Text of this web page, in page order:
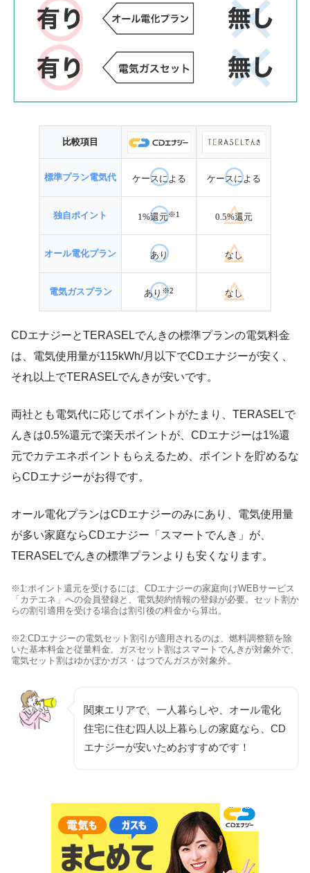
比較項目
標準プラン電気代 ケースによる ケースによる
独自ポイント 1%還元※1 0.5%還元
オール電化プラン あり なし
電気ガスプラン あり ※2 なし
CDエナジーとTERASELでんきの標準プランの電気料金
は、電気使用量が115kWh/月以下でCDエナジーが安く、
それ以上でTERASELでんきが安いです。
両社とも電気代に応じてポイントがたまり、TERASELで
んきは0.5%還元で楽天ポイントが、CDエナジーは1%還
元でカテエネポイントもらえるため、ポイントを貯めるな
らCDエナジーがお得です。
オール電化プランはCDエナジーのみにあり、電気使用量
が多い家庭ならCDエナジー「スマートでんき」が、
TERASELでんきの標準プランよりも安くなります。
※1:ポイント還元を受けるには、CDエナジーの家庭向けWEBサービス
「カテエネ」への会員登録と、電気契約情報の登録が必要。セット割か
らの割引適用を受ける場合は割引後の料金から算出。
※2:CDエナジーの電気セット割引が適用されるのは、燃料調整額を除
いた基本料金と従量料金。ガスセット割はスマートでんきが対象外で、
電気セット割はゆかぽかガス・はつでんガスが対象外。
関東エリアで、一人暮らしや、オール電化
住宅に住む四人以上暮らしの家庭なら、CD
エナジーが安いためおすすめです！